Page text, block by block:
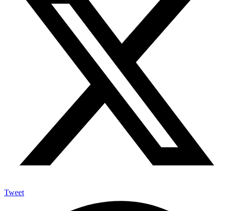
Tweet